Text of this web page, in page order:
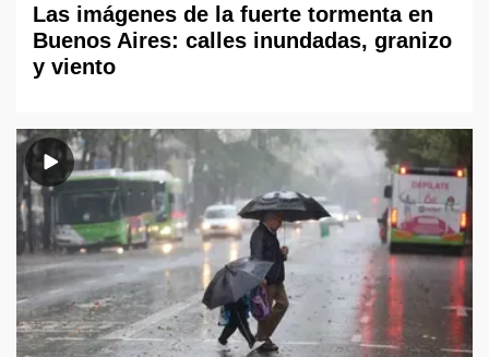
Las imágenes de la fuerte tormenta en
Buenos Aires: calles inundadas, granizo
y viento